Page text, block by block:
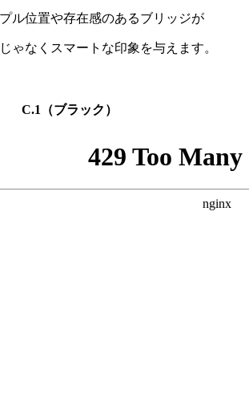
ル位置や存在感のあるブリッジが
ゃなくスマートな印象を与えます。
C.1（ブラック）